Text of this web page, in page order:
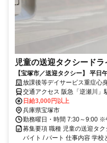
児童の送迎タクシード
【宝塚市／送迎タクシー】 平
もたちの通学を支える仕事！
放課後等デイサービス重症心
交通アクセス 阪急「逆瀬川」
徒歩12分
日給3,000円以上
兵庫県宝塚市
勤務曜日・時間 7:30～9:00
募集要項 職種 児童の送迎タ
バイト / パート 仕事内容 学